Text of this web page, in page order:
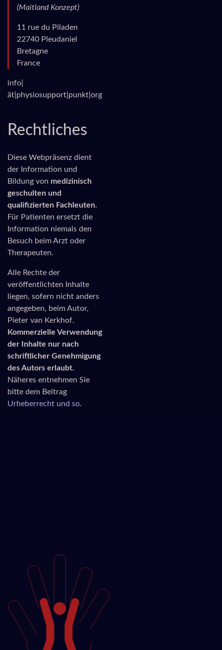
(Maitland Konzept)
11 rue du Piladen
22740 Pleudaniel
Bretagne
France
info|
ät|physiosupport|punkt|org
Rechtliches
Diese Webpräsenz dient
der Information und
Bildung von medizinisch
geschulten und
qualifizierten Fachleuten.
Für Patienten ersetzt die
Information niemals den
Besuch beim Arzt oder
Therapeuten.
Alle Rechte der
veröffentlichten Inhalte
liegen, sofern nicht anders
angegeben, beim Autor,
Pieter van Kerkhof.
Kommerzielle Verwendung
der Inhalte nur nach
schriftlicher Genehmigung
des Autors erlaubt.
Näheres entnehmen Sie
bitte dem Beitrag
Urheberrecht und so.